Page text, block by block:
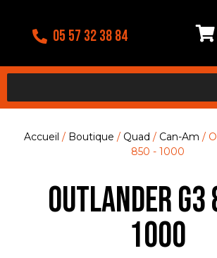
05 57 32 38 84
Accueil / Boutique / Quad / Can-Am /
850 - 1000
OUTLANDER
1000